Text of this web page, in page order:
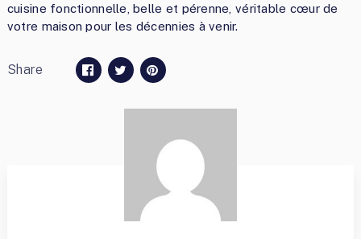
cuisine fonctionnelle, belle et pérenne, véritable cœur de
votre maison pour les décennies à venir.
Share